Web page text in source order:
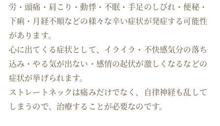
労・頭痛・肩こり・動悸・不眠・手足のしびれ・便秘・
下痢・月経不順などの様々な辛い症状が発症する可能性
があります。
心に出てくる症状として、イライラ・不快感気分の落ち
込み・やる気が出ない・感情の起伏が激しくなるなどの
症状が挙げられます。
ストレートネックは痛みだけでなく、自律神経も乱して
しまうので、治療することが必要なのです。